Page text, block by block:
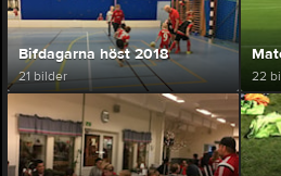
Bifdagarna höst 2018
21 bilder 22